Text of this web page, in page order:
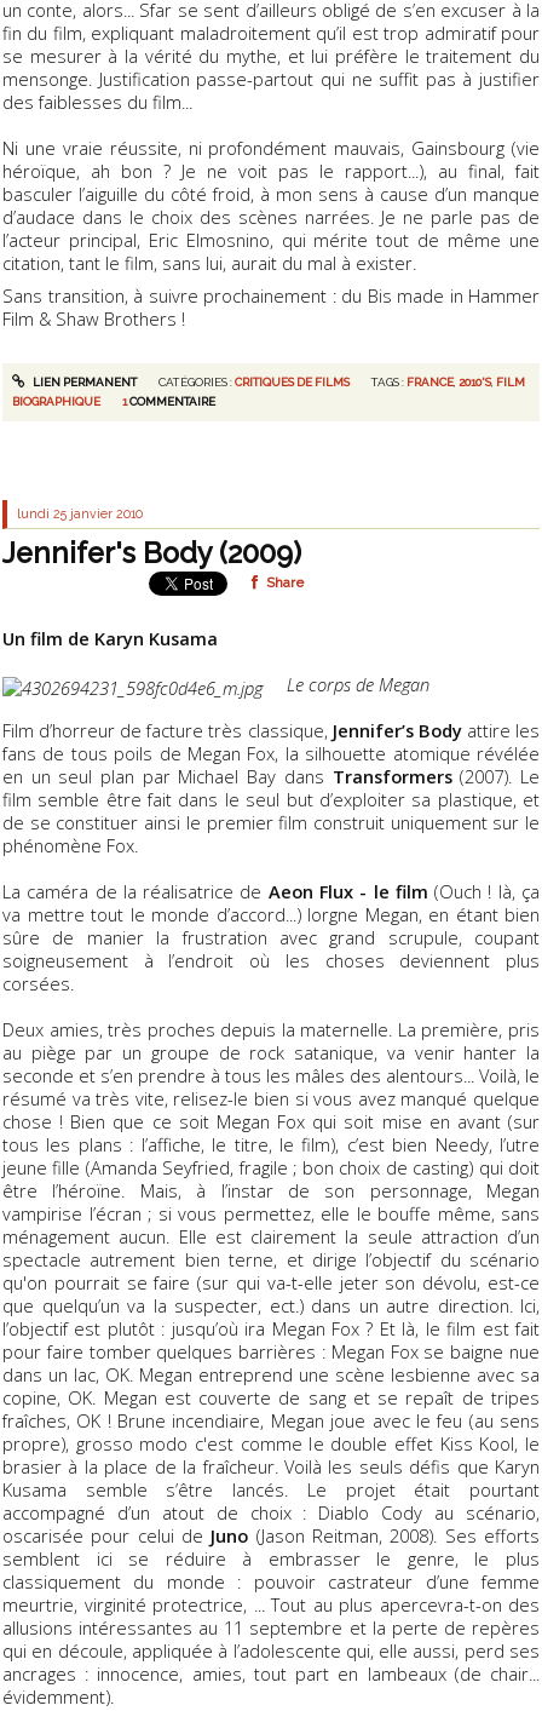
un conte, alors... Sfar se sent d’ailleurs obligé de s’en excuser à la
fin du film, expliquant maladroitement qu’il est trop admiratif pour
se mesurer à la vérité du mythe, et lui préfère le traitement du
mensonge. Justification passe-partout qui ne suffit pas à justifier
des faiblesses du film...
Ni une vraie réussite, ni profondément mauvais, Gainsbourg (vie
héroïque, ah bon ? Je ne voit pas le rapport...), au final, fait
basculer l’aiguille du côté froid, à mon sens à cause d’un manque
d’audace dans le choix des scènes narrées. Je ne parle pas de
l’acteur principal, Eric Elmosnino, qui mérite tout de même une
citation, tant le film, sans lui, aurait du mal à exister.
Sans transition, à suivre prochainement : du Bis made in Hammer
Film & Shaw Brothers !
LIEN PERMANENT CATÉGORIES :CRITIQUES DE FILMS TAGS : FRANCE 2010'S, FILM
BIOGRAPHIQUE
1 COMMENTAIRE
lundi 25 janvier 2010
Jennifer's Body (2009)
Share
Un film de Karyn Kusama
Le corps de Megan
Film d’horreur de facture très classique, Jennifer’s Bodyattire les
fans de tous poils de Megan Fox, la silhouette atomique révélée
en un seul plan par Michael Bay dans Transformers(2007). Le
film semble être fait dans le seul but d’exploiter sa plastique, et
de se constituer ainsi le premier film construit uniquement sur le
phénomène Fox.
La caméra de la réalisatrice de Aeon Flux - le film (Ouch ! là, ça
va mettre tout le monde d’accord...) lorgne Megan, en étant bien
sûre de manier la frustration avec grand scrupule, coupant
soigneusement à l’endroit où les choses deviennent plus
corsées.
Deux amies, très proches depuis la maternelle. La première, pris
au piège par un groupe de rock satanique, va venir hanter la
seconde et s’en prendre à tous les mâles des alentours... Voilà, le
résumé va très vite, relisez-le bien si vous avez manqué quelque
chose ! Bien que ce soit Megan Fox qui soit mise en avant (sur
tous les plans : l’affiche, le titre, le film), c’est bien Needy, l’utre
jeune fille (Amanda Seyfried, fragile ; bon choix de casting) qui doit
être l’héroïne. Mais, à l’instar de son personnage, Megan
vampirise l’écran ; si vous permettez, elle le bouffe même, sans
ménagement aucun. Elle est clairement la seule attraction d’un
spectacle autrement bien terne, et dirige l’objectif du scénario
qu'on pourrait se faire (sur qui va-t-elle jeter son dévolu, est-ce
que quelqu’un va la suspecter, ect.) dans un autre direction. Ici,
l’objectif est plutôt : jusqu’où ira Megan Fox ? Et là, le film est fait
pour faire tomber quelques barrières : Megan Fox se baigne nue
dans un lac, OK. Megan entreprend une scène lesbienne avec sa
copine, OK. Megan est couverte de sang et se repaît de tripes
fraîches, OK ! Brune incendiaire, Megan joue avec le feu (au sens
propre), grosso modo c'est comme le double effet Kiss Kool, le
brasier à la place de la fraîcheur. Voilà les seuls défis que Karyn
Kusama semble s’être lancés. Le projet était pourtant
accompagné d’un atout de choix : Diablo Cody au scénario,
oscarisée pour celui de Juno (Jason Reitman, 2008). Ses efforts
semblent ici se réduire à embrasser le genre, le plus
classiquement du monde : pouvoir castrateur d’une femme
meurtrie, virginité protectrice, ... Tout au plus apercevra-t-on des
allusions intéressantes au 11 septembre et la perte de repères
qui en découle, appliquée à l’adolescente qui, elle aussi, perd ses
ancrages : innocence, amies, tout part en lambeaux (de chair...
évidemment).